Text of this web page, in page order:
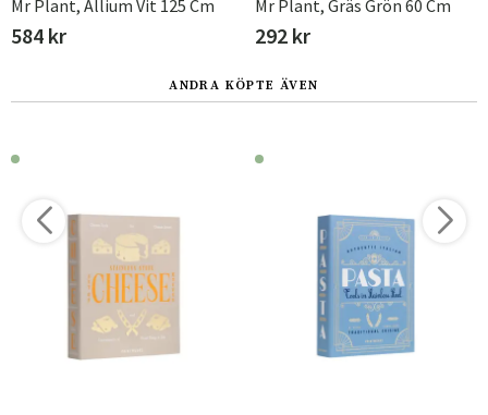
Mr Plant, Allium Vit 125 Cm
584 kr
Mr Plant, Gräs Grön 60 Cm
292 kr
ANDRA KÖPTE ÄVEN